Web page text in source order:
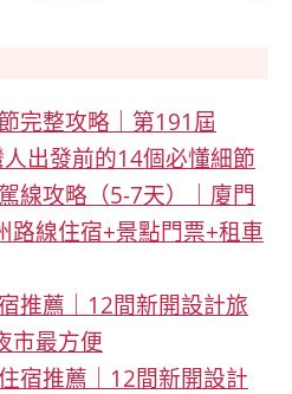
完整攻略｜第191屆
出發前的14個必懂細節
線攻略（5-7天）｜廈門
路線住宿+景點門票+租車
推薦｜12間新開設計旅
市最方便
宿推薦｜12間新開設計